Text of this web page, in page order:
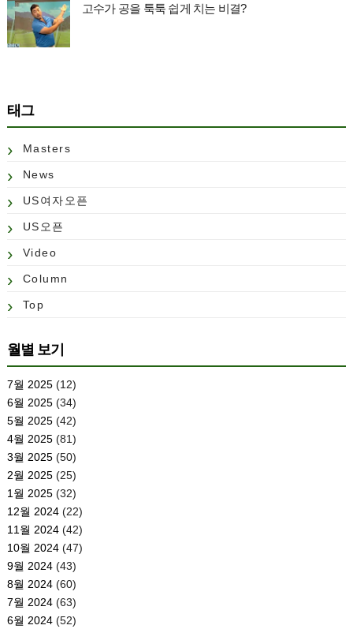
고수가 공을 툭툭 쉽게 치는 비결?
태그
Masters
News
US여자오픈
US오픈
Video
Column
Top
월별 보기
7월 2025(12)
6월 2025(34)
5월 2025(42)
4월 2025(81)
3월 2025(50)
2월 2025(25)
1월 2025(32)
12월 2024(22)
11월 2024(42)
10월 2024(47)
9월 2024(43)
8월 2024(60)
7월 2024(63)
6월 2024(52)